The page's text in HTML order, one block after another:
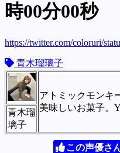
時00分00秒
https://twitter.com/coloruri/
青木瑠璃子
アトミックモンキ
美味しいお菓子。
青木瑠
璃子
この声優さ